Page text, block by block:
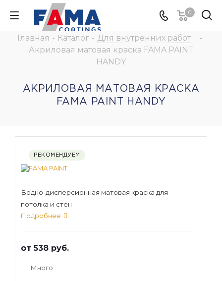
0
Главная - Каталог - Для внутренних работ
-
Акриловая матовая краска FAMA PAINT
HANDY
АКРИЛОВАЯ МАТОВАЯ КРАСКА
FAMA PAINT HANDY
РЕКОМЕНДУЕМ
Водно-дисперсионная матовая краска для
потолка и стен
Подробнее
от538 руб.
Много